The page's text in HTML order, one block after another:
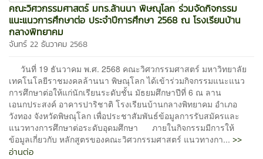
คณะวิศวกรรมศาสตร์ มทร.ล้านนา พิษณุโลก ร่วมจัดกิจกรรม
แนะแนวการศึกษาต่อ ประจำปีการศึกษา 2568 ณ โรงเรียนบ้าน
กลางพิทยาคม
จันทร์ 22 ธันวาคม 2568
วันที่ 19 ธันวาคม พ.ศ. 2568 คณะวิศวกรรมศาสตร์ มหาวิทยาลัย
เทคโนโลยีราชมงคลล้านนา พิษณุโลก ได้เข้าร่วมกิจกรรมแนะแนว
การศึกษาต่อให้แก่นักเรียนระดับชั้น มัธยมศึกษาปีที่ 6 ณ ลาน
เอนกประสงค์ อาคารปาริชาติ โรงเรียนบ้านกลางพิทยาคม อำเภอ
วังทอง จังหวัดพิษณุโลก เพื่อประชาสัมพันธ์ข้อมูลการรับสมัครและ
แนวทางการศึกษาต่อระดับอุดมศึกษา ภายในกิจกรรมมีการให้
ข้อมูลเกี่ยวกับ หลักสูตรของคณะวิศวกรรมศาสตร์ แนวทางกา... >>
อ่านต่อ